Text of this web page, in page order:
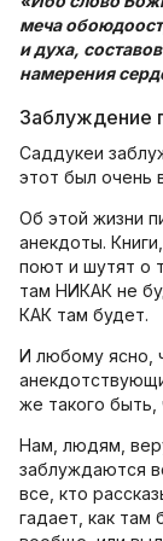
меча
и духа,
намерения
Заблуждение
Саддукеи
этот был очень
Об этой жизни
анекдоты.
поют и шутят о
там НИКАК не
КАК там будет.
И любому ясно,
же такого
Нам, людям,
заблуждаются
все, кто
гадает, как там